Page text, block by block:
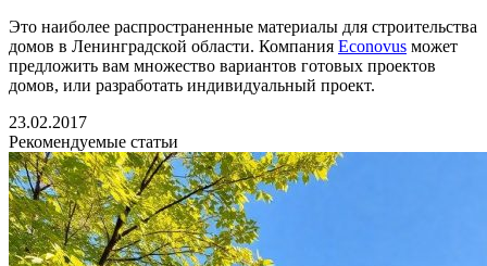
Это наиболее распространенные материалы для строительства
домов в Ленинградской области. Компания Econovus может
предложить вам множество вариантов готовых проектов
домов, или разработать индивидуальный проект.
23.02.2017
Рекомендуемые статьи